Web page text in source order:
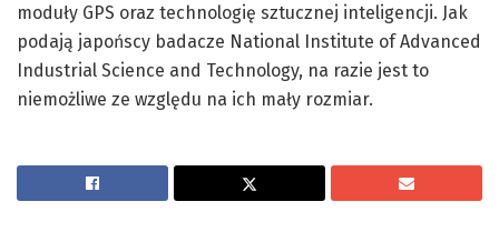
moduły GPS oraz technologię sztucznej inteligencji. Jak
podają japońscy badacze National Institute of Advanced
Industrial Science and Technology, na razie jest to
niemożliwe ze względu na ich mały rozmiar.